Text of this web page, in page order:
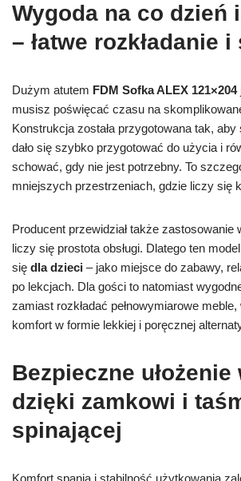
Wygoda na co dzień
– łatwe rozkładanie i
Dużym atutem FDM Sofka ALEX 121×204
musisz poświęcać czasu na
Konstrukcja została przygotowana tak, aby
dało się szybko przygotować do użycia i
schować, gdy nie jest potrzebny. To
mniejszych przestrzeniach, gdzie liczy się
Producent przewidział także zastosowanie
liczy się prostota obsługi. Dlatego ten
się dla dzieci – jako miejsce do zabawy,
po lekcjach. Dla gości to natomiast
zamiast rozkładać pełnowymiarowe
komfort w formie lekkiej i poręcznej
Bezpieczne
dzięki zamkowi i
spinającej